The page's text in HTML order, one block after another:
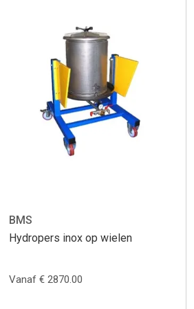
BMS
Hydropers inox op wielen
Vanaf € 2870.00